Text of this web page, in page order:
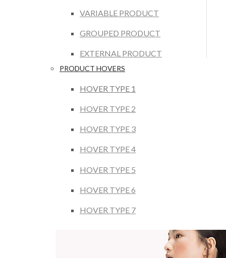
VARIABLE PRODUCT
GROUPED PRODUCT
EXTERNAL PRODUCT
PRODUCT HOVERS
HOVER TYPE 1
HOVER TYPE 2
HOVER TYPE 3
HOVER TYPE 4
HOVER TYPE 5
HOVER TYPE 6
HOVER TYPE 7